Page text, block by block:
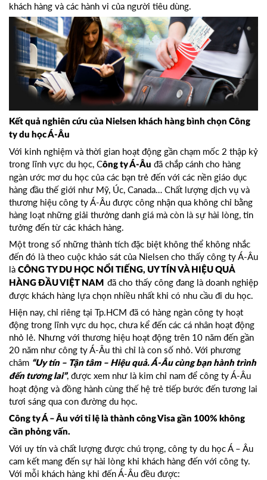
khách hàng và các hành vi của người tiêu dùng.
Kết quả nghiên cứu của Nielsen khách hàng bình chọn Công
ty du học Á-Âu
Với kinh nghiệm và thời gian hoạt động gần chạm mốc 2 thập kỷ
trong lĩnh vực du học, Công ty Á-Âu đã chắp cánh cho hàng
ngàn ước mơ du học của các bạn trẻ đến với các nền giáo dục
hàng đầu thế giới như Mỹ, Úc, Canada… Chất lượng dịch vụ và
thương hiệu công ty Á-Âu được công nhận qua không chỉ bằng
hàng loạt những giải thưởng danh giá mà còn là sự hài lòng, tin
tưởng đến từ các khách hàng.
Một trong số những thành tích đặc biệt không thể không nhắc
đến đó là theo cuộc khảo sát của Nielsen cho thấy công ty Á-Âu
là CÔNG TY DU HỌC NỔI TIẾNG, UY TÍN VÀ HIỆU QUẢ
HÀNG ĐẦU VIỆT NAM đã cho thấy công đang là doanh nghiệp
được khách hàng lựa chọn nhiều nhất khi có nhu cầu đi du học.
Hiện nay, chỉ riêng tại Tp.HCM đã có hàng ngàn công ty hoạt
động trong lĩnh vực du học, chưa kể đến các cá nhân hoạt động
nhỏ lẻ. Nhưng với thương hiệu hoạt động trên 10 năm đến gần
20 năm như công ty Á-Âu thì chỉ là con số nhỏ. Với phương
châm “Uy tín – Tận tâm – Hiệu quả. Á-Âu cùng bạn hành trình
đến tương lai”, được xem như là kim chỉ nam để công ty Á-Âu
hoạt động và đồng hành cùng thế hệ trẻ tiếp bước đến tương lai
tươi sáng qua con đường du học.
Công ty Á – Âu với tỉ lệ là thành công Visa gần 100% không
cần phỏng vấn.
Với uy tín và chất lượng được chú trọng, công ty du học Á – Âu
cam kết mang đến sự hài lòng khi khách hàng đến với công ty.
Với mỗi khách hàng khi đến Á-Âu đều được: